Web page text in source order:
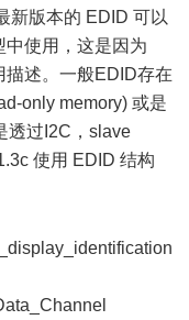
新版本的 EDID 可以
使用，这是因为
描述。一般EDID存在
only memory) 或是
透过I2C，slave
使用 EDID 结构